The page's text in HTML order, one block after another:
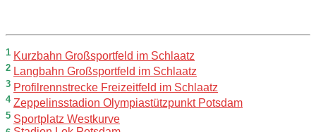
1 Kurzbahn Großsportfeld im Schlaatz
2 Langbahn Großsportfeld im Schlaatz
3 Profilrennstrecke Freizeitfeld im Schlaatz
4 Zeppelinsstadion Olympiastützpunkt Potsdam
5 Sportplatz Westkurve